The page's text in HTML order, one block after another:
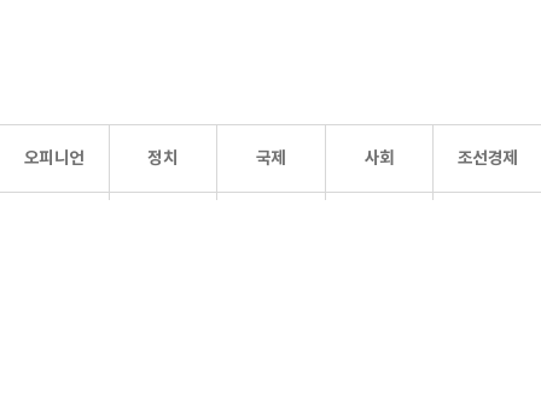
오피니언 정치 국제 사회 조선경제